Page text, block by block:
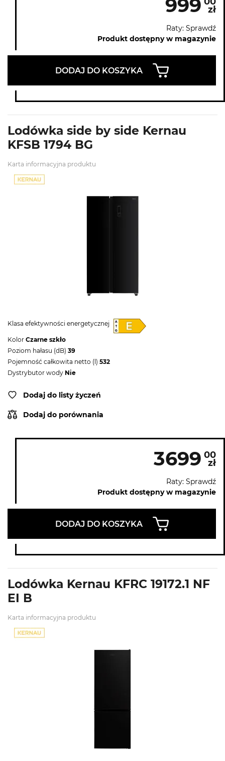
999 zł
Raty: Sprawdź
Produkt dostępny w magazynie
DODAJ DO KOSZYKA
Lodówka side by side Kernau
KFSB 1794 BG
Karta informacyjna produktu
Klasa efektywności energetycznej
Kolor Czarne szkło
Poziom hałasu (dB) 39
Pojemność całkowita netto (l) 532
Dystrybutor wody Nie
Dodaj do listy życzeń
Dodaj do porównania
3699 00
zł
Raty: Sprawdź
Produkt dostępny w magazynie
DODAJ DO KOSZYKA
Lodówka Kernau KFRC 19172.1 NF
EI B
Karta informacyjna produktu